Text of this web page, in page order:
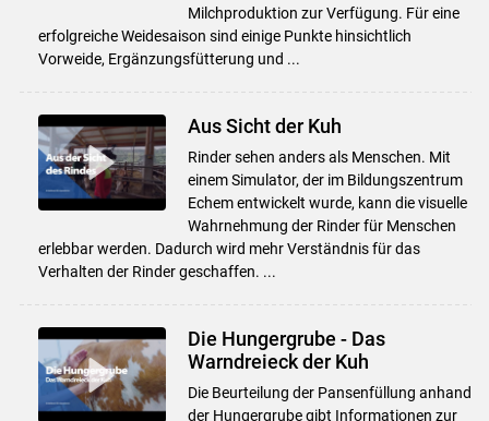
Milchproduktion zur Verfügung. Für eine
erfolgreiche Weidesaison sind einige Punkte hinsichtlich
Vorweide, Ergänzungsfütterung und ...
Aus Sicht der Kuh
Rinder sehen anders als Menschen. Mit
einem Simulator, der im Bildungszentrum
Echem entwickelt wurde, kann die visuelle
Wahrnehmung der Rinder für Menschen
erlebbar werden. Dadurch wird mehr Verständnis für das
Verhalten der Rinder geschaffen. ...
Die Hungergrube - Das
Warndreieck der Kuh
Die Beurteilung der Pansenfüllung anhand
der Hungergrube gibt Informationen zur